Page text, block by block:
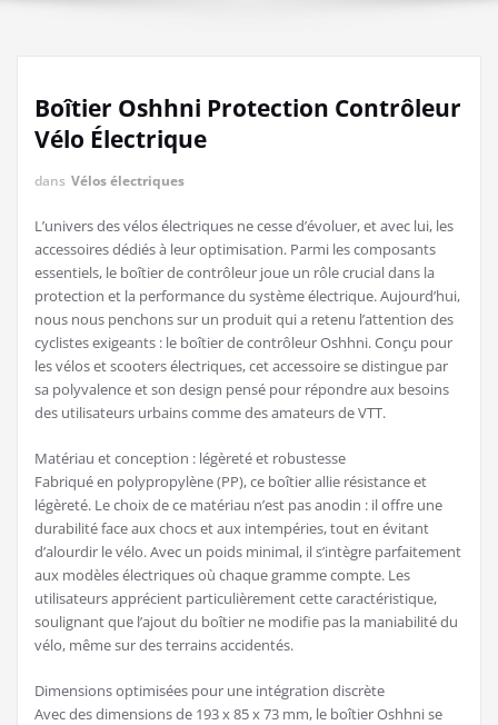
Boîtier Oshhni Protection Contrôleur
Vélo Électrique
dans Vélos électriques
L’univers des vélos électriques ne cesse d’évoluer, et avec lui, les
accessoires dédiés à leur optimisation. Parmi les composants
essentiels, le boîtier de contrôleur joue un rôle crucial dans la
protection et la performance du système électrique. Aujourd’hui,
nous nous penchons sur un produit qui a retenu l’attention des
cyclistes exigeants : le boîtier de contrôleur Oshhni. Conçu pour
les vélos et scooters électriques, cet accessoire se distingue par
sa polyvalence et son design pensé pour répondre aux besoins
des utilisateurs urbains comme des amateurs de VTT.
Matériau et conception : légèreté et robustesse
Fabriqué en polypropylène (PP), ce boîtier allie résistance et
légèreté. Le choix de ce matériau n’est pas anodin : il offre une
durabilité face aux chocs et aux intempéries, tout en évitant
d’alourdir le vélo. Avec un poids minimal, il s’intègre parfaitement
aux modèles électriques où chaque gramme compte. Les
utilisateurs apprécient particulièrement cette caractéristique,
soulignant que l’ajout du boîtier ne modifie pas la maniabilité du
vélo, même sur des terrains accidentés.
Dimensions optimisées pour une intégration discrète
Avec des dimensions de 193 x 85 x 73 mm, le boîtier Oshhni se